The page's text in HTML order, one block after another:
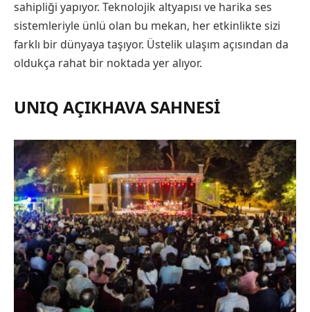
sahipliği yapıyor. Teknolojik altyapısı ve harika ses
sistemleriyle ünlü olan bu mekan, her etkinlikte sizi
farklı bir dünyaya taşıyor. Üstelik ulaşım açısından da
oldukça rahat bir noktada yer alıyor.
UNIQ AÇIKHAVA SAHNESI